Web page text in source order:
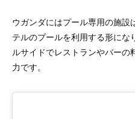
ウガンダにはプール専用の施設
テルのプールを利用する形にな
ルサイドでレストランやバー
力です。